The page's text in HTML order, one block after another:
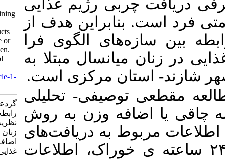
رژیم غذایی
هدف از
الگوی فرا
مبتلا به
مرکزی است.
تحلیلی
اضافه وزن به روش
به دریافت‌های
ساعته ی خوراک، اطلاعات
Gordali M, Bazhan M. Determining
the Relationship Between the
Transtheoretical Model Constructs
and Dietary Fat intake in Obese or
Overweight Middle-aged Women.
Iranian J Nutr Sci Food Technol
2021; 15 (4) :41-50
URL:
http://nsft.sbmu.ac.ir/article-1-
گردعلی مائده، باژن مرجان. تعیین
رابطه بین سازه‌های الگوی فرا
نظریه‌ای با دریافت چربی غذایی در
زنان میانسال مبتلا به چاقی یا
اضافه وزن. علوم تغذیه و صنایع
غذایی ایران. ۱۳۹۹; ۱۵ (۴) :۴۱-۵۰